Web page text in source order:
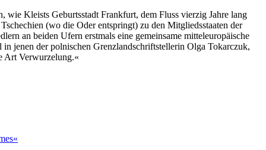
wie Kleists Geburtsstadt Frankfurt, dem Fluss vierzig Jahre lang
(wo die Oder entspringt) zu den Mitgliedsstaaten der
an beiden Ufern erstmals eine gemeinsame mitteleuropäische
jenen der polnischen Grenzlandschriftstellerin Olga Tokarczuk,
Art Verwurzelung.«